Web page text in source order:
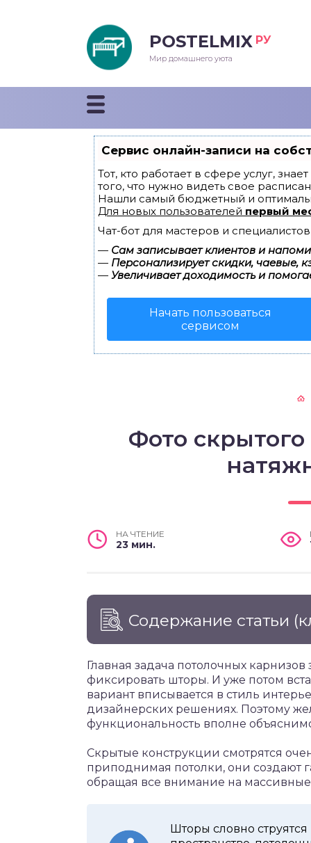
POSTELMIX РУ
Мир домашнего уюта
Сервис онлайн-записи на
Тот, кто работает в сфере услуг,
того, что нужно видеть свое
Нашли самый бюджетный и
Для новых пользователей первый
Чат-бот для мастеров и
— Сам записывает клиентов и
— Персонализирует скидки, чаевые,
— Увеличивает доходимость и
Начать пользоваться
сервисом
Фото
НА ЧТЕНИЕ
23 мин.
Содержание статьи
Главная задача потолочных
фиксировать шторы. И уже потом
вариант вписывается в стиль
дизайнерских решениях. Поэтому
функциональность вполне
Скрытые конструкции смотрятся
приподнимая потолки, они
обращая все внимание на
Шторы словно